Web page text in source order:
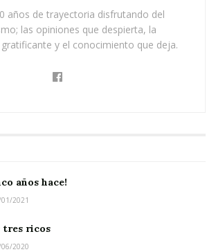
se quitó un zapato y
a sus amigos, preguntó:
Todos aprobaron.
a calzar, les
años de trayectoria disfrutando del
las opiniones que despierta, la
y el conocimiento que deja.
años hace!
2021
tres ricos
2020